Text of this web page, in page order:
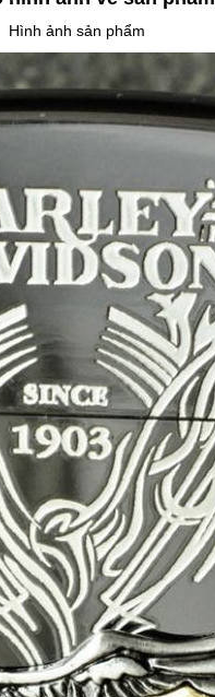
Hình ảnh sản phẩm